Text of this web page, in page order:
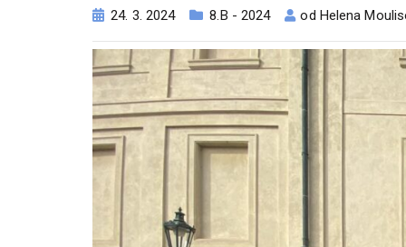
24. 3. 2024 8.B - 2024 od Helena